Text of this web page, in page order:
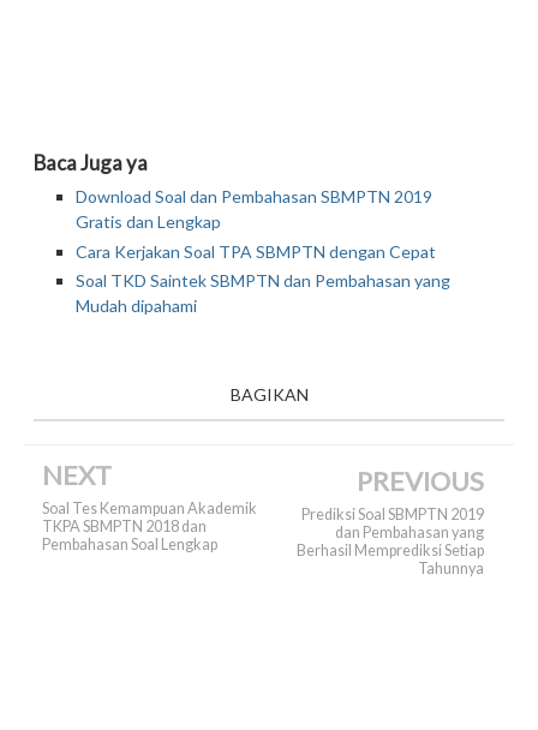
Baca Juga ya
Download Soal dan Pembahasan SBMPTN 2019
Gratis dan Lengkap
Cara Kerjakan Soal TPA SBMPTN dengan Cepat
Soal TKD Saintek SBMPTN dan Pembahasan yang
Mudah dipahami
BAGIKAN
NEXT
Soal Tes Kemampuan Akademik
TKPA SBMPTN 2018 dan
Pembahasan Soal Lengkap
PREVIOUS
Prediksi Soal SBMPTN 2019
dan Pembahasan yang
Berhasil Memprediksi Setiap
Tahunnya